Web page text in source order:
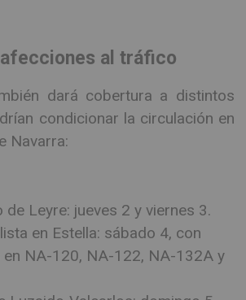
afecciones al tráfico
dará cobertura a distintos
condicionar la circulación en
Navarra:
de Leyre: jueves 2 y viernes 3.
en Estella: sábado 4, con
NA-120, NA-122, NA-132A y